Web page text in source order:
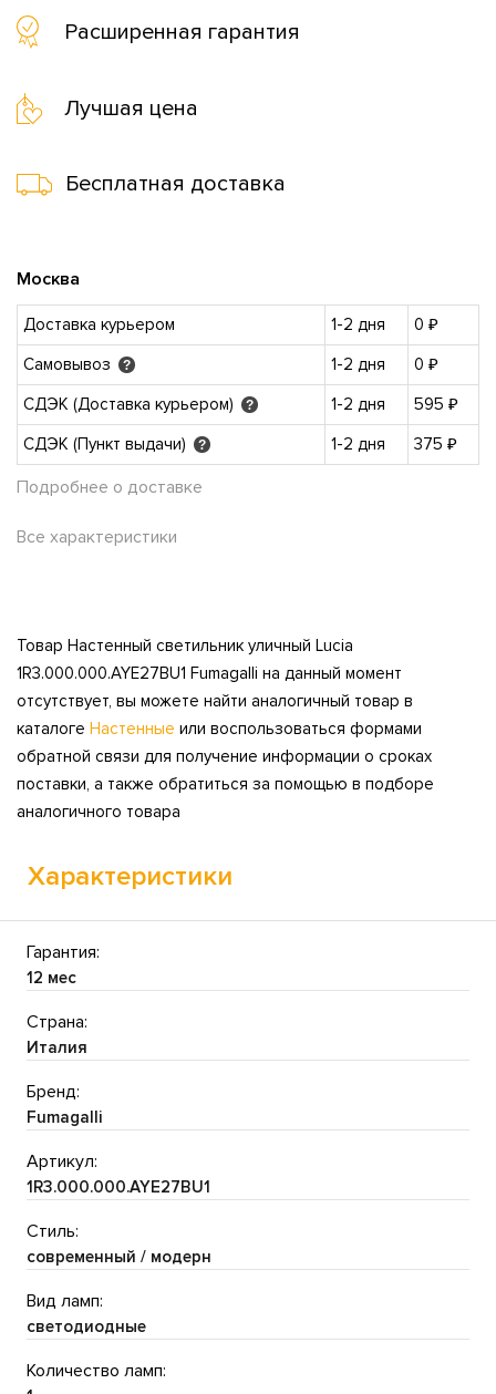
Расширенная гарантия
Лучшая цена
Бесплатная доставка
Москва
Доставка курьером 1-2 дня
0 ₽
Самовывоз
? 1-2 дня
0 ₽
СДЭК (Доставка курьером)
? 1-2 дня
595 ₽
СДЭК (Пункт выдачи)
? 1-2 дня 375 ₽
Подробнее о доставке
Все характеристики
Товар Настенный светильник уличный Lucia
1R3.000.000.AYE27BU1 Fumagalli на данный момент
отсутствует, вы можете найти аналогичный товар в
каталоге Настенные или воспользоваться формами
обратной связи для получение информации о сроках
поставки, а также обратиться за помощью в подборе
аналогичного товара
Характеристики
Гарантия:
12 мес
Страна:
Италия
Бренд:
Fumagalli
Артикул:
1R3.000.000.AYE27BU1
Стиль:
современный / модерн
Вид ламп:
светодиодные
Количество ламп: